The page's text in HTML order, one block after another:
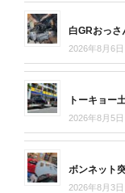
白GRおっさ
2026年8月6日
トーキョー
2026年8月5日
ボンネット
2026年8月3日